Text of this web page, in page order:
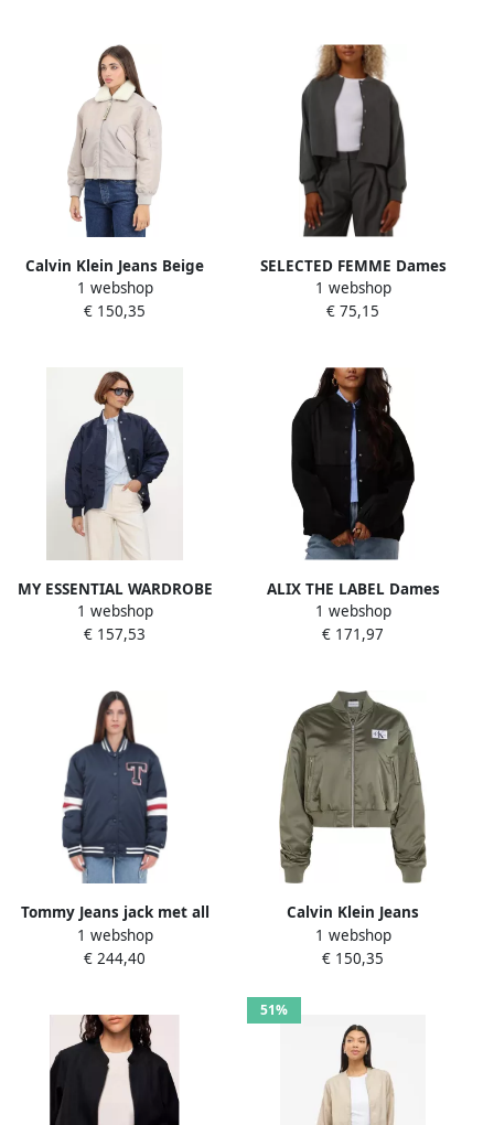
Calvin Klein Jeans Beige
Aviator Bomberjack
Vrouwen Gray Dames
1 webshop
€ 150,35
SELECTED FEMME Dames
Jassen Slfblake Bomber Grijs
1 webshop
€ 75,15
MY ESSENTIAL WARDROBE
Dames Jassen Helgamw
Bomber Jacket
1 webshop
€ 157,53
ALIX THE LABEL Dames
Jassen Ladies Woven
Varsity Bomber Zwart
1 webshop
€ 171,97
Tommy Jeans jack met all
over print en borduursels
donkerblauw rood wit
1 webshop
€ 244,40
Calvin Klein Jeans
Olijfgroene Jas met
Geribbelde Kraag en
1 webshop
€ 150,35
51%